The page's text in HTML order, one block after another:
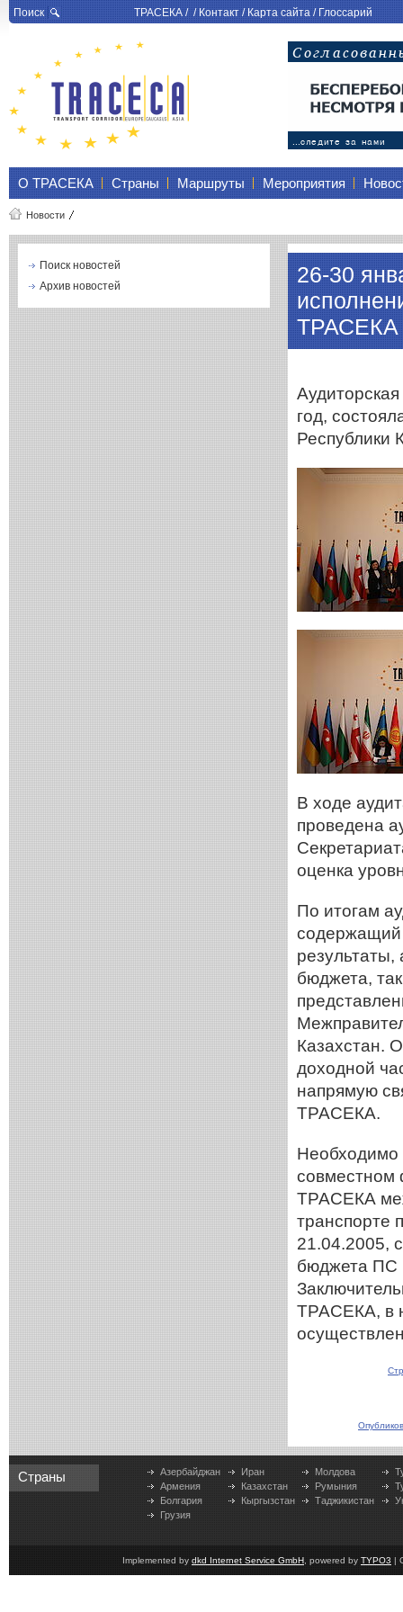
Поиск ТРАСЕКА/ /Контакт/Карта сайта/Глоссарий
О ТРАСЕКА Страны Маршруты Мероприятия
Новости
Поиск новостей
Архив новостей
26-30
ТРАСЕКА
год,
Республики
В ходе
проведена
оценка
По итогам
содержащий
результаты,
бюджета,
Казахстан.
доходной
напрямую
ТРАСЕКА.
Необходимо
совместном
ТРАСЕКА
транспорте
21.04.2005,
бюджета ПС
ТРАСЕКА, в
Страны
Азербайджан
Армения
Болгария
Грузия
Иран
Казахстан
Кыргызстан
Молдова
Румыния
Таджикистан
Implemented by dkd Internet Service GmbH , powered by TYPO3 |